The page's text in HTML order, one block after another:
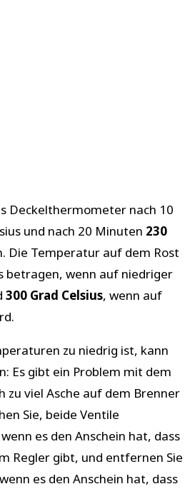
Deckelthermometer nach 10
und nach 20 Minuten 230
Die Temperatur auf dem Rost
betragen, wenn auf niedriger
300 Grad Celsius, wenn auf
zu niedrig ist, kann
Es gibt ein Problem mit dem
zu viel Asche auf dem Brenner
Sie, beide Ventile
es den Anschein hat, dass
Regler gibt, und entfernen Sie
es den Anschein hat, dass